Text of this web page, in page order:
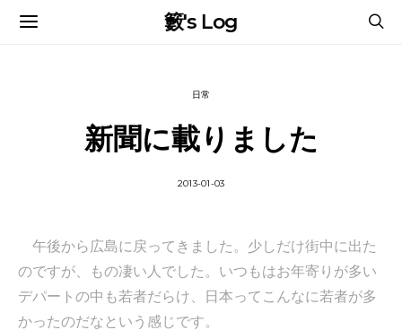
籔's Log
日常
新聞に載りました
2013-01-03
午後から広島に戻ってきました。少しだけ街中に出た
のですが、もの凄い人でした。いつもはお年寄りが多い
デパートの中も若者だらけ、日本ってこんなに若者が多
かったのだなという感じです。